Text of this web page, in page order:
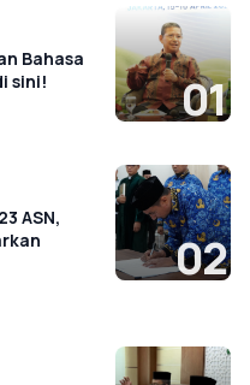
Bahasa
sini!
01
ASN,
02